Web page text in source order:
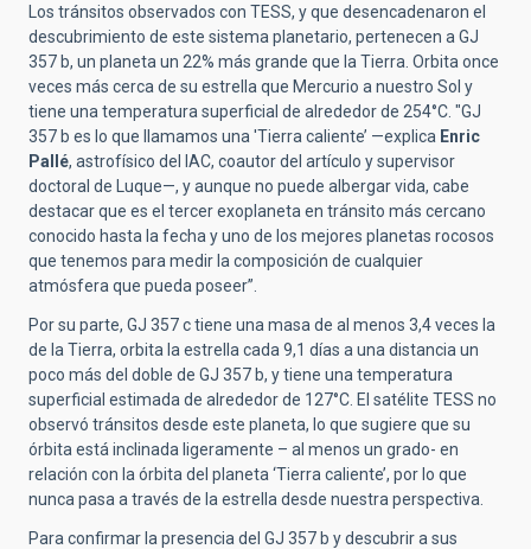
Los tránsitos observados con TESS, y que desencadenaron el
descubrimiento de este sistema planetario, pertenecen a GJ
357 b, un planeta un 22% más grande que la Tierra. Orbita once
veces más cerca de su estrella que Mercurio a nuestro Sol y
tiene una temperatura superficial de alrededor de 254°C. "GJ
357 b es lo que llamamos una 'Tierra caliente’ —explica Enric
Pallé, astrofísico del IAC, coautor del artículo y supervisor
doctoral de Luque—, y aunque no puede albergar vida, cabe
destacar que es el tercer exoplaneta en tránsito más cercano
conocido hasta la fecha y uno de los mejores planetas rocosos
que tenemos para medir la composición de cualquier
atmósfera que pueda poseer”.
Por su parte, GJ 357 c tiene una masa de al menos 3,4 veces la
de la Tierra, orbita la estrella cada 9,1 días a una distancia un
poco más del doble de GJ 357 b, y tiene una temperatura
superficial estimada de alrededor de 127°C. El satélite TESS no
observó tránsitos desde este planeta, lo que sugiere que su
órbita está inclinada ligeramente – al menos un grado- en
relación con la órbita del planeta ‘Tierra caliente’, por lo que
nunca pasa a través de la estrella desde nuestra perspectiva.
Para confirmar la presencia del GJ 357 b y descubrir a sus